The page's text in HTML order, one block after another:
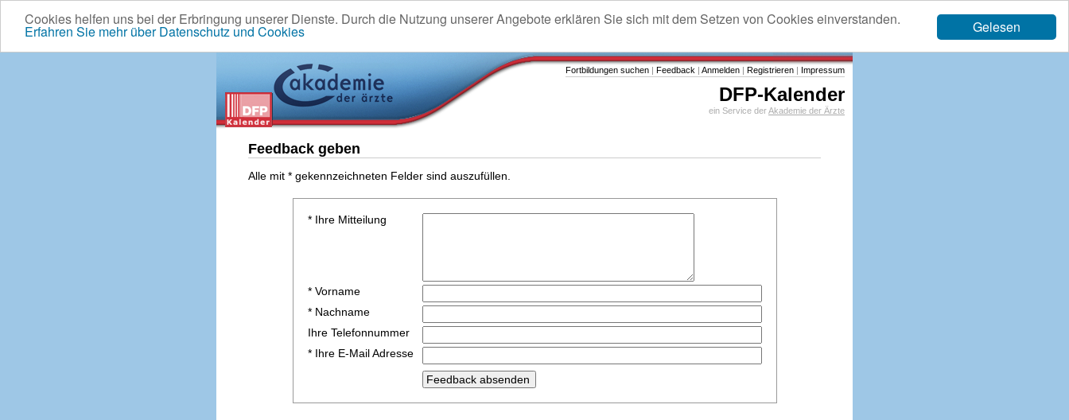
Gelesen
Cookies helfen uns bei der Erbringung unserer Dienste. Durch die Nutzung unserer Angebote erklären Sie sich mit dem Setzen von Cookies einverstanden.
Erfahren Sie mehr über Datenschutz und Cookies
Fortbildungen suchen | Feedback | Anmelden | Registrieren | Impressum
DFP-Kalender
ein Service derAkademie der Ärzte
Feedback geben
Alle mit * gekennzeichneten Felder sind auszufüllen.
* Ihre Mitteilung
* Vorname
* Nachname
Ihre Telefonnummer
* Ihre E-Mail Adresse